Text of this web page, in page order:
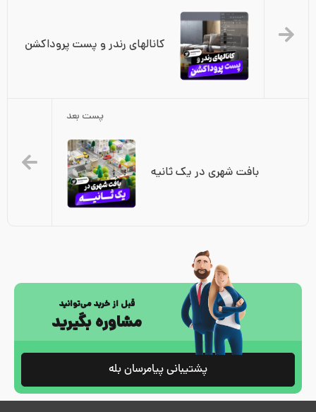
کانالهای رندر و پست پروداکشن
پست بعد
بافت شهری در یک ثانیه
قبل از خرید می‌توانید
مشاوره بگیرید
پشتیبانی پیامرسان بله